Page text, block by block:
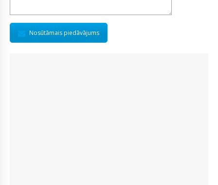
Nosūtāmais piedāvājums